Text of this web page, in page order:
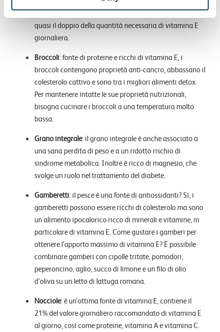
Una tazza di mandorle è ricca di calorie, ma fornisce
quasi il doppio della quantità necessaria di vitamina E
giornaliera.
Broccoli: fonte di proteine e ricchi di vitamina E, i
broccoli contengono proprietà anti-cancro, abbassano il
colesterolo cattivo e sono tra i migliori alimenti detox.
Per mantenere intatte le sue proprietà nutrizionali,
bisogna cucinare i broccoli a una temperatura molto
bassa.
Grano integrale: il grano integrale è anche associato a
una sana perdita di peso e a un ridotto rischio di
sindrome metabolica. Inoltre è ricco di magnesio, che
svolge un ruolo nel trattamento del diabete.
Gamberetti: il pesce è una fonte di antiossidanti? Sì, i
gamberetti possono essere ricchi di colesterolo ma sono
un alimento ipocalorico ricco di minerali e vitamine, in
particolare di vitamina E. Come gustare i gamberi per
ottenere l’apporto massimo di vitamina E? È possibile
combinare gamberi con cipolle tritate, pomodori,
peperoncino, aglio, succo di limone e un filo di olio
d’oliva su un letto di lattuga romana.
Nocciole: è un’ottima fonte di vitamina E, contiene il
21% del valore giornaliero raccomandato di vitamina E
al giorno, così come proteine, vitamina A e vitamina C.